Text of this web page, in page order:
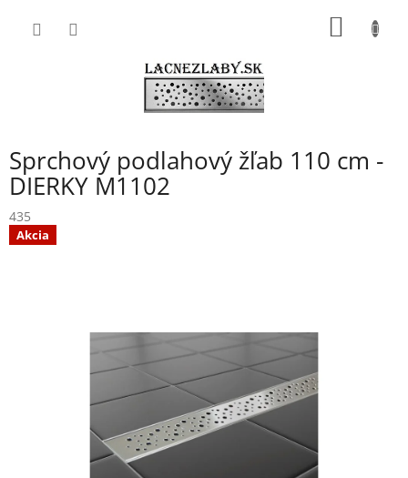
Sprchový podlahový žľab 110 cm -
DIERKY M1102
435
Akcia